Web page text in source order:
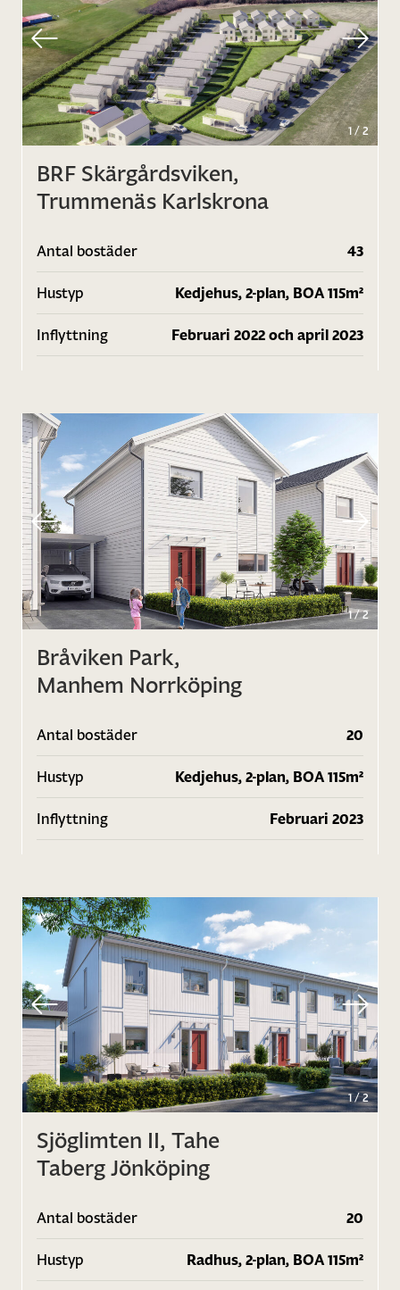
1/2
BRF Skärgårdsviken,
Trummenäs Karlskrona
Antal bostäder 43
Hustyp Kedjehus, 2-plan, BOA 115m²
Inflyttning Februari 2022 och april 2023
1/2
Bråviken Park,
Manhem Norrköping
Antal bostäder 20
Hustyp Kedjehus, 2-plan, BOA 115m²
Inflyttning Februari 2023
1/2
Sjöglimten II, Tahe
Taberg Jönköping
Antal bostäder 20
Hustyp Radhus, 2-plan, BOA 115m²